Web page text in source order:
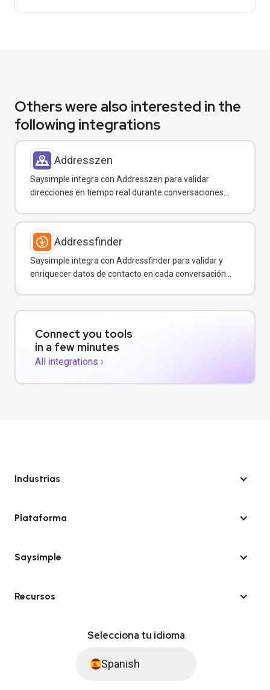
Others were also interested in the
following integrations
Addresszen
Saysimple integra con Addresszen para validar
direcciones en tiempo real durante conversaciones
Addressfinder
Saysimple integra con Addressfinder para validar y
enriquecer datos de contacto en cada conversación
Connect you tools
in a few minutes
All integrations ›
Industrias
Plataforma
Saysimple
Recursos
Selecciona tu idioma
Spanish